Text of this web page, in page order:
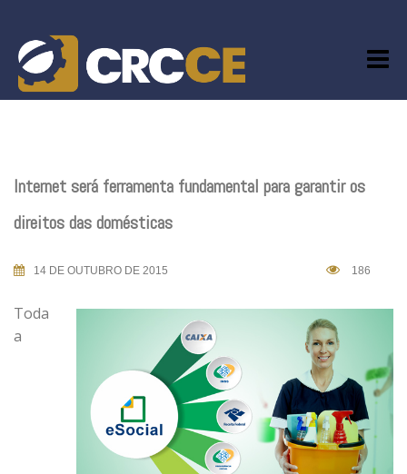
content
Internet será ferramenta fundamental para garantir os
direitos das domésticas
14 DE OUTUBRO DE 2015 186
Toda
a